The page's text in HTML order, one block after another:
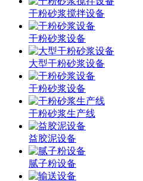
干粉砂浆搅拌设备
干粉砂浆设备
大型干粉砂浆设备
干粉砂浆设备
干粉砂浆生产线
益胶泥设备
腻子粉设备